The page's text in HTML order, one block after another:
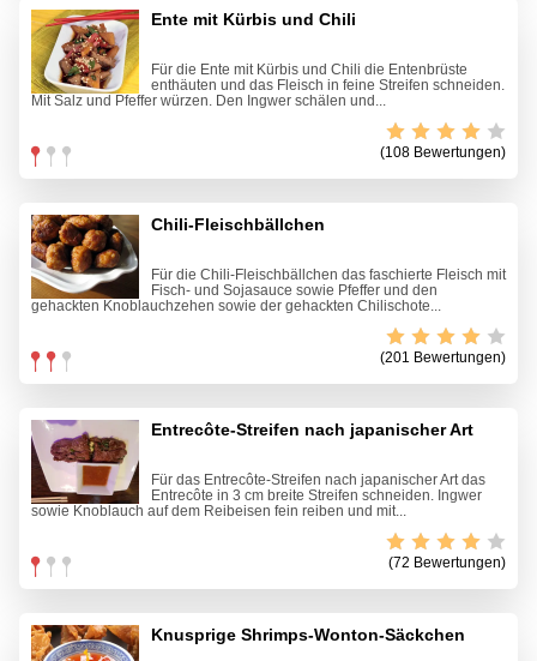
Ente mit Kürbis und Chili
Für die Ente mit Kürbis und Chili die Entenbrüste
enthäuten und das Fleisch in feine Streifen schneiden.
Mit Salz und Pfeffer würzen. Den Ingwer schälen und...
(108 Bewertungen)
Chili-Fleischbällchen
Für die Chili-Fleischbällchen das faschierte Fleisch mit
Fisch- und Sojasauce sowie Pfeffer und den
gehackten Knoblauchzehen sowie der gehackten Chilischote...
(201 Bewertungen)
Entrecôte-Streifen nach japanischer Art
Für das Entrecôte-Streifen nach japanischer Art das
Entrecôte in 3 cm breite Streifen schneiden. Ingwer
sowie Knoblauch auf dem Reibeisen fein reiben und mit...
(72 Bewertungen)
Knusprige Shrimps-Wonton-Säckchen